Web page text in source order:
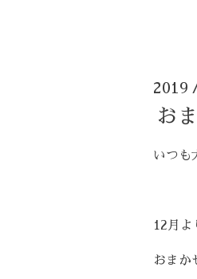
2019
お
いつも
12月よ
おまか